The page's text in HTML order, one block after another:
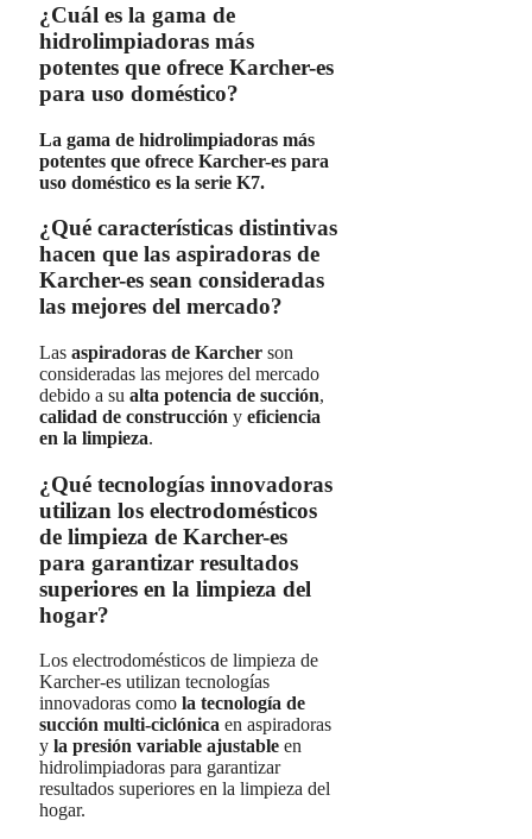
¿Cuál es la gama de
hidrolimpiadoras más
potentes que ofrece Karcher-es
para uso doméstico?
La gama de hidrolimpiadoras más
potentes que ofrece Karcher-es para
uso doméstico es la serie K7.
¿Qué características distintivas
hacen que las aspiradoras de
Karcher-es sean consideradas
las mejores del mercado?
Las aspiradoras de Karcher son
consideradas las mejores del mercado
debido a su alta potencia de succión,
calidad de construcción y eficiencia
en la limpieza.
¿Qué tecnologías innovadoras
utilizan los electrodomésticos
de limpieza de Karcher-es
para garantizar resultados
superiores en la limpieza del
hogar?
Los electrodomésticos de limpieza de
Karcher-es utilizan tecnologías
innovadoras como la tecnología de
succión multi-ciclónica en aspiradoras
y la presión variable ajustable en
hidrolimpiadoras para garantizar
resultados superiores en la limpieza del
hogar.